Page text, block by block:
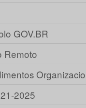
GOV.BR
Remoto
2025